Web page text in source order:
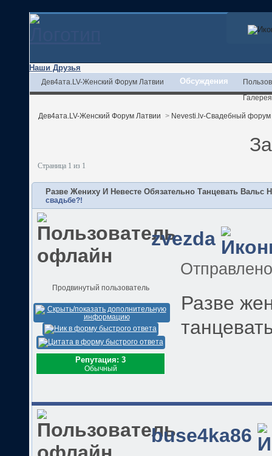
Наши Друзья
Дев4ата.LV-Женский Форум Латвии Обсуждения
Галерея
Дев4ата.LV-Женский Форум Латвии > Nevesti.lv-Свадебный форум
Страница 1 из 1
Разве Жениху И Невесте Обязательно Танцевать Вальс
свадьбе?!
zvezda
Продвинутый пользователь
Репутация: 3
Обычный
Разве
buse4ka86